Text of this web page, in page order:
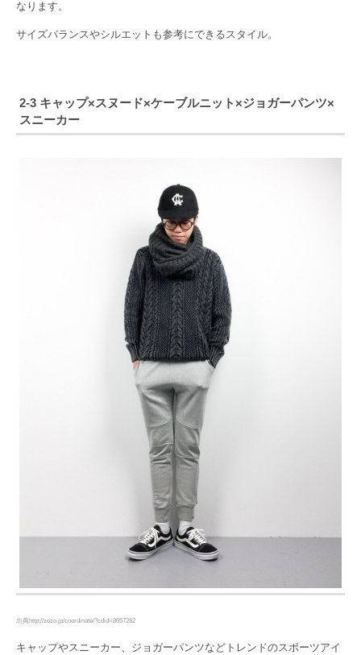
なります。
サイズバランスやシルエットも参考にできるスタイル。
2-3 キャップ×スヌード×ケーブルニット×ジョガーパンツ×
スニーカー
出典http://zozo.jp/coordinate/?cdid=8657262
キャップやスニーカー、ジョガーパンツなどトレンドのスポーツアイ